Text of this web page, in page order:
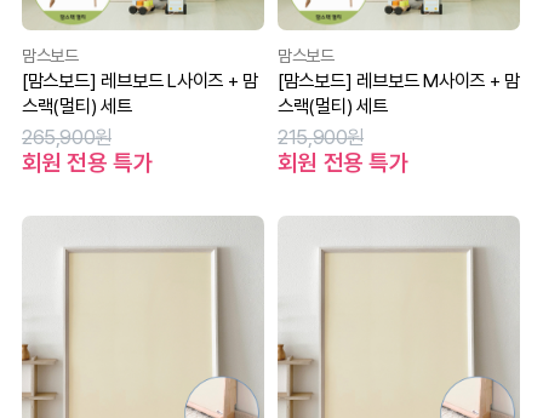
맘스보드
[맘스보드] 레브보드 L사이즈 + 맘
스랙(멀티) 세트
265,900원
회원 전용 특가
맘스보드
[맘스보드] 레브보드 M사이즈 + 맘
스랙(멀티) 세트
215,900원
회원 전용 특가